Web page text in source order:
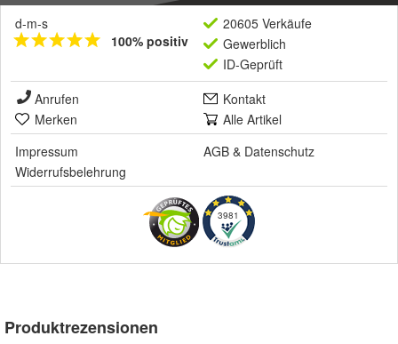
d-m-s
100% positiv
20605 Verkäufe
Gewerblich
ID-Geprüft
Anrufen
Kontakt
Merken
Alle Artikel
Impressum
AGB & Datenschutz
Widerrufsbelehrung
3981
Produktrezensionen